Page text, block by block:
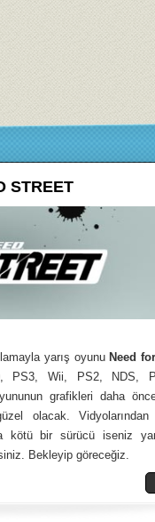
STREET
yarış oyunu Need
PS3, Wii, PS2, NDS,
grafikleri daha
olacak. Vidyolarından
kötü bir sürücü iseniz
Bekleyip göreceğiz.